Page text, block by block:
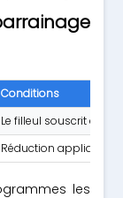
Conditions
Le filleul souscrit à un
Réduction appliquée
les